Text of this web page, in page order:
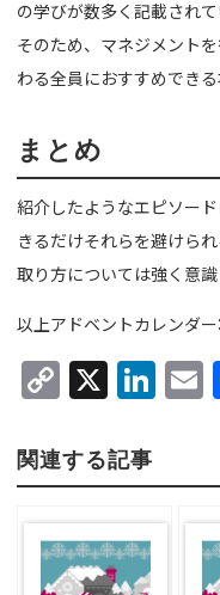
の学びが数多く記載されて
そのため、マネジメント
わる全員におすすめできる
まとめ
紹介したようなエピソー
きるだけそれらを避けら
取り方については強く意
以上アドベントカレンダー
C
py
Li
n
k
X
Li
dI
n
関連する記事